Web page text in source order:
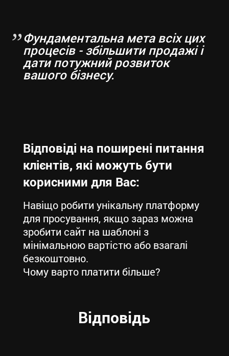
Фундаментальна мета всіх цих
процесів - збільшити продажі і
дати потужний розвиток
вашого бізнесу.
Відповіді на поширені питання
клієнтів, які можуть бути
корисними для Вас:
Навіщо робити унікальну платформу
для просування, якщо зараз можна
зробити сайт на шаблоні з
мінімальною вартістю або взагалі
безкоштовно.
Чому варто платити більше?
Відповідь